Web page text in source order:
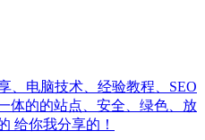
、电脑技术、经验教程、SEO
体的的站点、安全、绿色、放
给你我分享的！